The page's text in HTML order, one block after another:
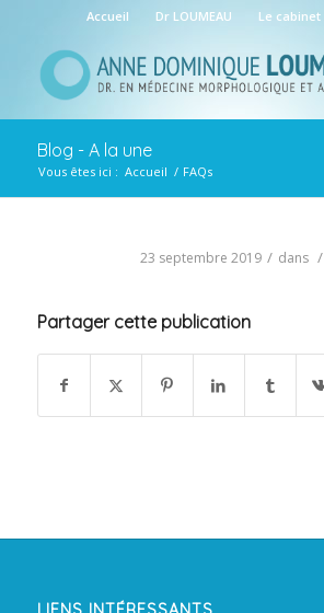
Accueil Dr LOUMEAU Le cabinet
Blog - A la une
Vous êtes ici : Accueil / FAQs
23 septembre 2019 / dans /
Partager cette publication